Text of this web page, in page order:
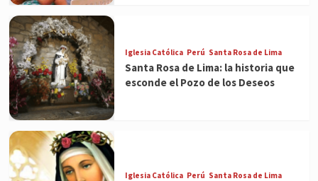
Iglesia Católica Perú Santa Rosa de Lima
Santa Rosa de Lima: la historia que
esconde el Pozo de los Deseos
Iglesia Católica Perú Santa Rosa de Lima